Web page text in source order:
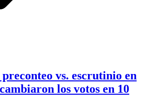
vs. escrutinio en
los votos en 10